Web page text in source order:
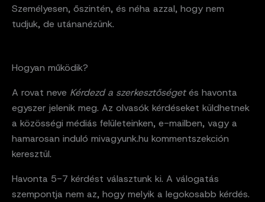
Személyesen, őszintén, és néha azzal, hogy nem
tudjuk, de utánanézünk.
Hogyan működik?
A rovat neve Kérdezd a szerkesztőségetés havonta
egyszer jelenik meg. Az olvasók kérdéseket küldhetnek
a közösségi médiás felületeinken, e-mailben, vagy a
hamarosan induló mivagyunk.hu kommentszekción
keresztül.
Havonta 5-7 kérdést választunk ki. A válogatás
szempontja nem az, hogy melyik a legokosabb kérdés.